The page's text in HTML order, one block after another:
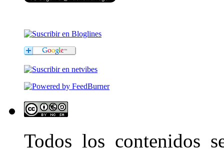
Todos los contenidos